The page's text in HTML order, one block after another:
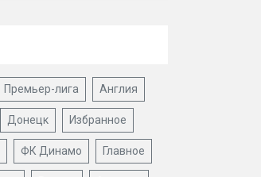
Премьер-лига Англия
Донецк Избранное
ФК Динамо Главное